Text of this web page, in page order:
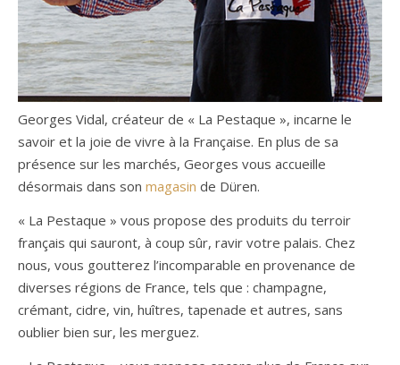
Georges Vidal, créateur de « La Pestaque », incarne le
savoir et la joie de vivre à la Française. En plus de sa
présence sur les marchés, Georges vous accueille
désormais dans son magasin de Düren.
« La Pestaque » vous propose des produits du terroir
français qui sauront, à coup sûr, ravir votre palais. Chez
nous, vous goutterez l’incomparable en provenance de
diverses régions de France, tels que : champagne,
crémant, cidre, vin, huîtres, tapenade et autres, sans
oublier bien sur, les merguez.